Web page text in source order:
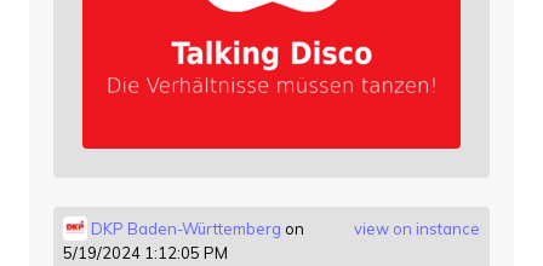
view on instance
DKP Baden-Württemberg on
5/19/2024 1:12:05 PM